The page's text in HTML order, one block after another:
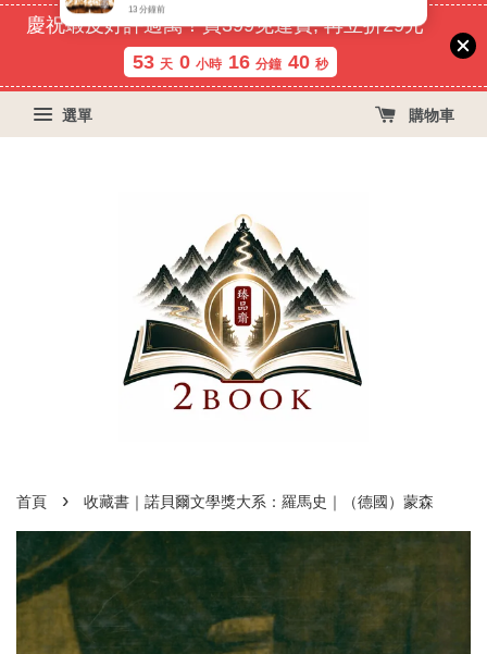
慶祝蝦皮好評過萬！買399免運費, 再立折29元
53 天 0 小時 16 分鐘 40 秒
選單 購物車
首頁 › 收藏書｜諾貝爾文學獎大系：羅馬史｜（德國）蒙森